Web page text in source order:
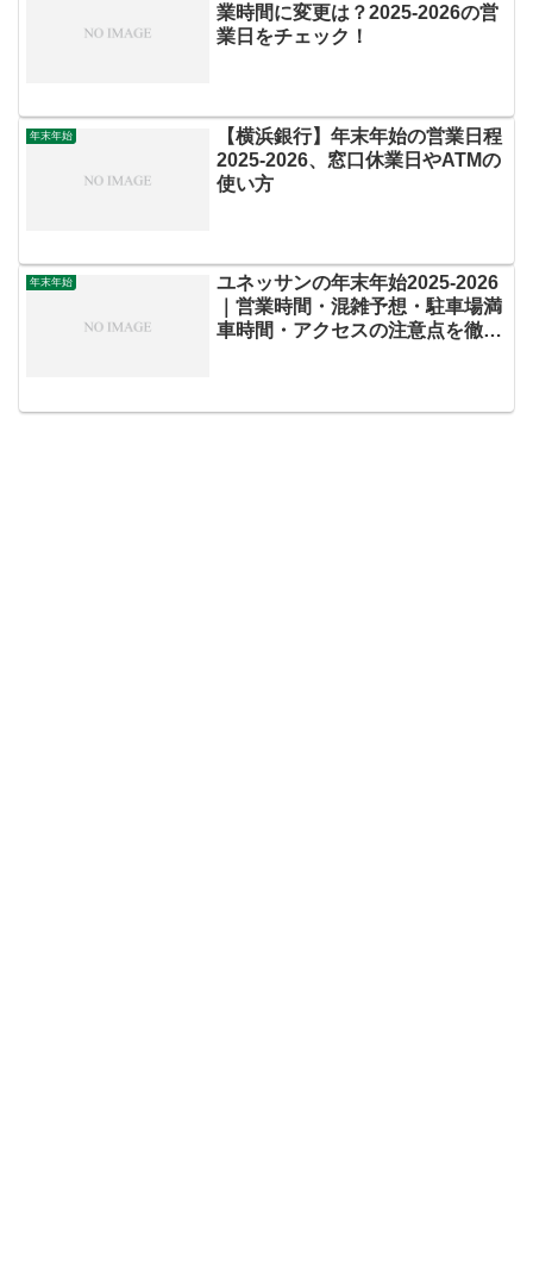
業時間に変更は？2025-2026の営
業日をチェック！
年末年始
【横浜銀行】年末年始の営業日程
2025-2026、窓口休業日やATMの
使い方
年末年始
ユネッサンの年末年始2025-2026
｜営業時間・混雑予想・駐車場満
車時間・アクセスの注意点を徹底